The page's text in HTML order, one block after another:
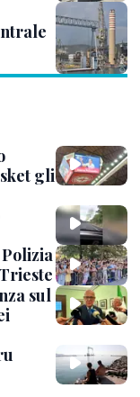
gli
sul